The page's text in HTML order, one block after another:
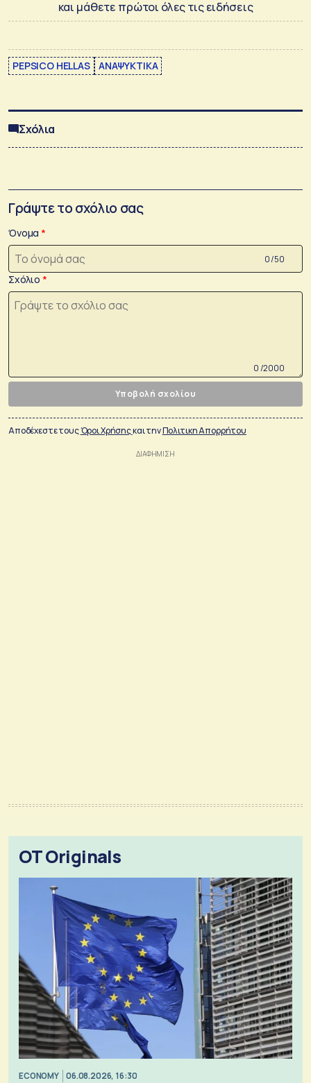
και μάθετε πρώτοι όλες τις ειδήσεις
PEPSICO HELLAS ΑΝΑΨΥΚΤΙΚΑ
Σχόλια
Γράψτε το σχόλιο σας
Όνομα
0 /50
Σχόλιο
0 /2000
Υποβολή σχολίου
Αποδέχεστε τουςΌροι Χρήσηςκαι τηνΠολιτικη Απορρήτου
OT Originals
ECONOMY 06.08.2026, 16:30